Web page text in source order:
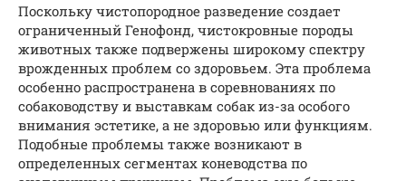
Поскольку чистопородное разведение создает
ограниченный Генофонд, чистокровные породы
животных также подвержены широкому спектру
врожденных проблем со здоровьем. Эта проблема
особенно распространена в соревнованиях по
собаководству и выставкам собак из-за особого
внимания эстетике, а не здоровью или функциям.
Подобные проблемы также возникают в
определенных сегментах коневодства по